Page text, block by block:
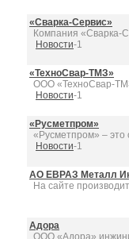
«Сварка-Сервис»
Компания «Сварка-
Новости-1
«ТехноСвар-ТМЗ»
ООО «ТехноСвар-
Новости-1
«Русметпром»
«Русметпром» – это
Новости-1
АО ЕВРАЗ Металл
На сайте
Адора
ООО «Адора»